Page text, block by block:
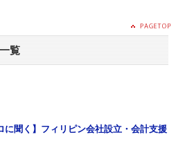
覧
に聞く】フィリピン会社設立・会計支援